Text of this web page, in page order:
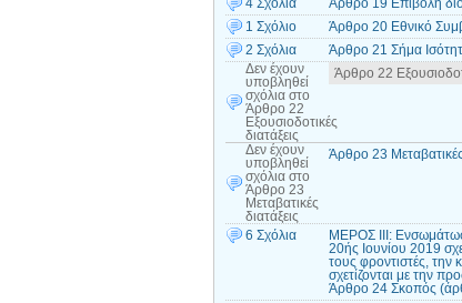
4 Σχόλια
Άρθρο 19 Επιβολή
1 Σχόλιο
Άρθρο 20 Εθνικό
2 Σχόλια
Άρθρο 21 Σήμα
Δεν έχουν
υποβληθεί
σχόλια στο
Άρθρο 22
Εξουσιοδοτικές
διατάξεις
Άρθρο 22
Δεν έχουν
υποβληθεί
σχόλια στο
Άρθρο 23
Μεταβατικές
διατάξεις
Άρθρο 23 Μεταβατικές
6 Σχόλια
ΜΕΡΟΣ ΙII:
20ής Ιουνίου 2019
τους φροντιστές, την
σχετίζονται με την
Άρθρο 24 Σκοπός